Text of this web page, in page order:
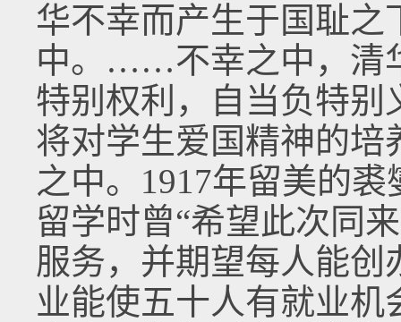
华不幸而产生于国耻
中。……不幸之中，清
特别权利，自当负特别
将对学生爱国精神的培
之中。1917年留美的
留学时曾“希望此次同
服务，并期望每人能
业能使五十人有就业